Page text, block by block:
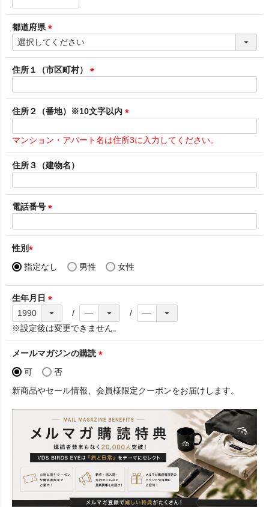
必
須
)
都道府県
(
必
須
住所１（市区町村）
必
須
住所２（番地）※10文字以内
必
須
マンション・アパート名は住所3に入力してください。
住所３（建物名）
電話番号
必
性別
(
須
)
指定なし 男性 女性
生年月日
(
必
須
)
※設定後は変更できません。
メールマガジンの購読
須
可
否
新商品やセール情報、会員様限定クーポンをお届けします。